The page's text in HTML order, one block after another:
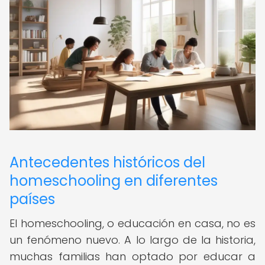
Antecedentes históricos del
homeschooling en diferentes
países
El homeschooling, o educación en casa, no es
un fenómeno nuevo. A lo largo de la historia,
muchas familias han optado por educar a